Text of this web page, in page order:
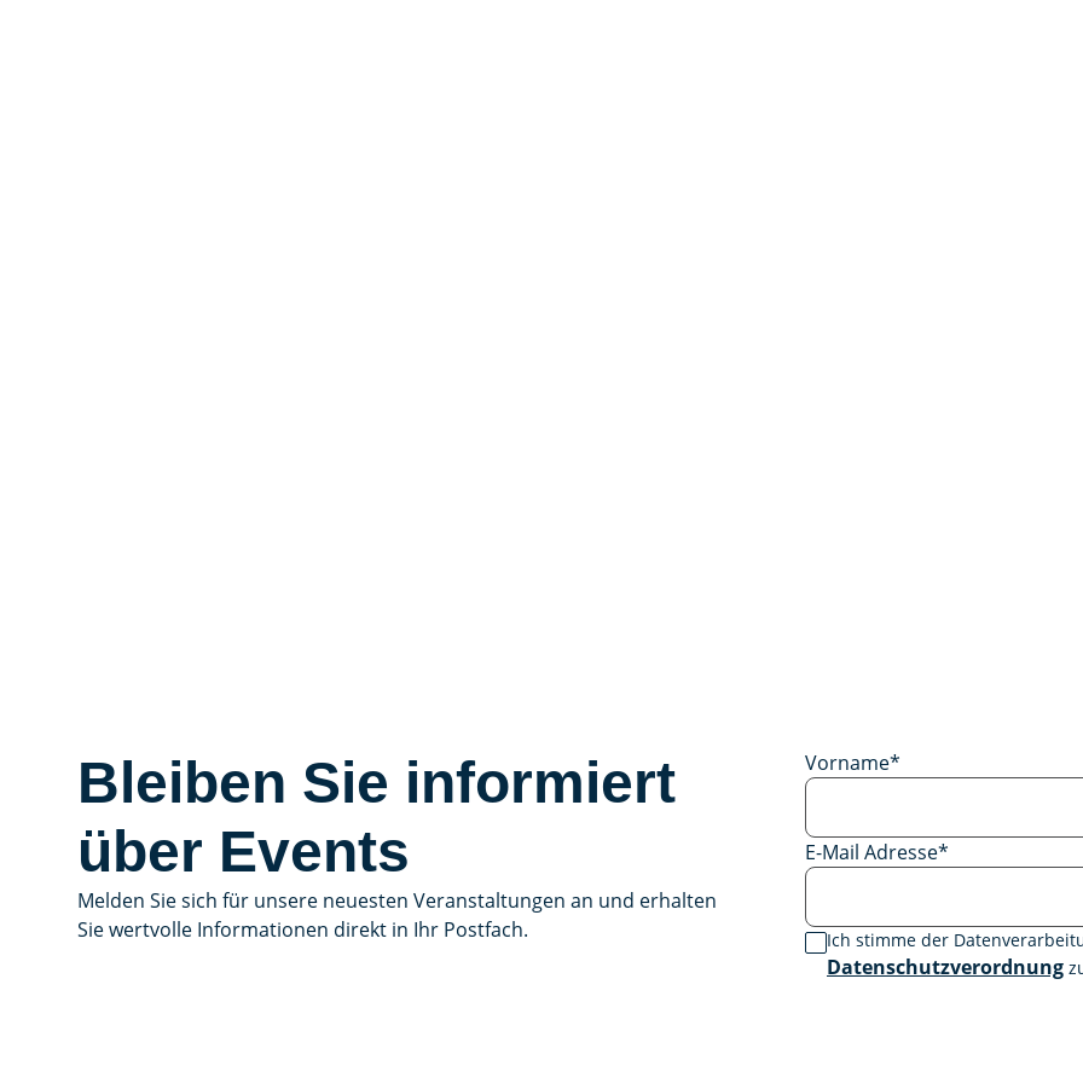
Bleiben Sie informiert
über Events
Melden Sie sich für unsere neuesten Veranstaltungen an und erhalten
Sie wertvolle Informationen direkt in Ihr Postfach.
Vorname*
E-Mail Adresse*
Ich stimme der
Datenschutzverordnung